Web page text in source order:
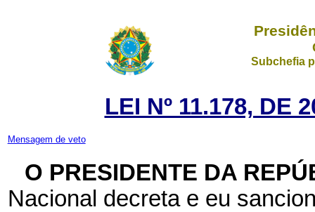
Subchefia
LEI Nº 11.178, DE
Mensagem de veto
O PRESIDENTE DA
Nacional decreta e eu